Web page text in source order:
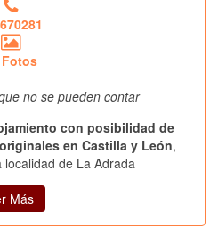
Fotos
no se pueden contar
con posibilidad de
en Castilla y León,
de La Adrada
Más